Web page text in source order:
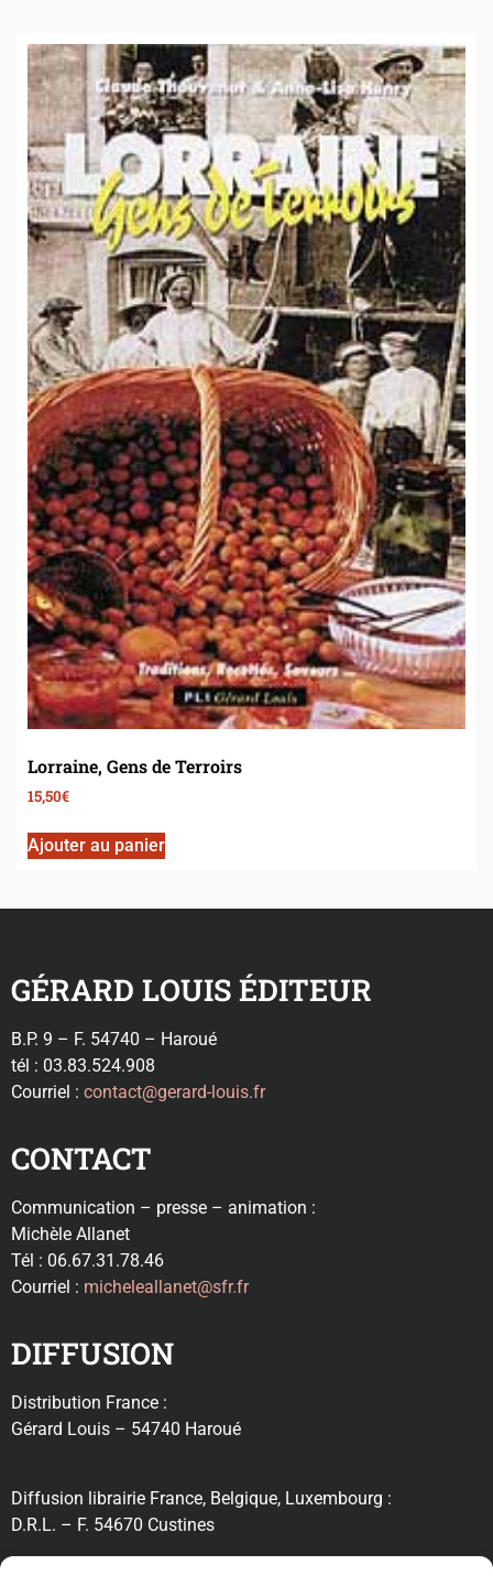
Lorraine, Gens de Terroirs
15,50€
Ajouter au panier
GÉRARD LOUIS ÉDITEUR
B.P. 9 – F. 54740 – Haroué
tél : 03.83.524.908
Courriel : contact@gerard-louis.fr
CONTACT
Communication – presse – animation :
Michèle Allanet
Tél : 06.67.31.78.46
Courriel : micheleallanet@sfr.fr
DIFFUSION
Distribution France :
Gérard Louis – 54740 Haroué
Diffusion librairie France, Belgique, Luxembourg :
D.R.L. – F. 54670 Custines